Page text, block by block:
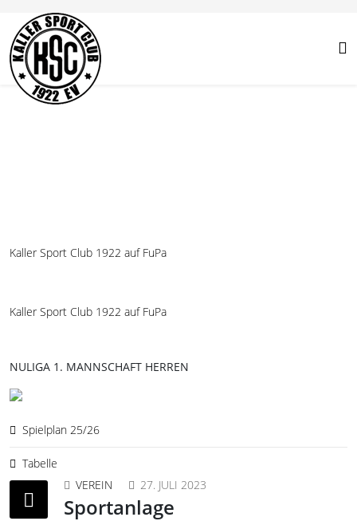
Kaller Sport Club 1922 auf FuPa
Kaller Sport Club 1922 auf FuPa
NULIGA 1. MANNSCHAFT HERREN
Spielplan 25/26
Tabelle
VEREIN
27. JULI 2023
Sportanlage